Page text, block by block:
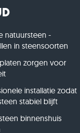
natuursteen -
in steensoorten
zorgen voor
installatie zodat
stabiel blijft
binnenshuis